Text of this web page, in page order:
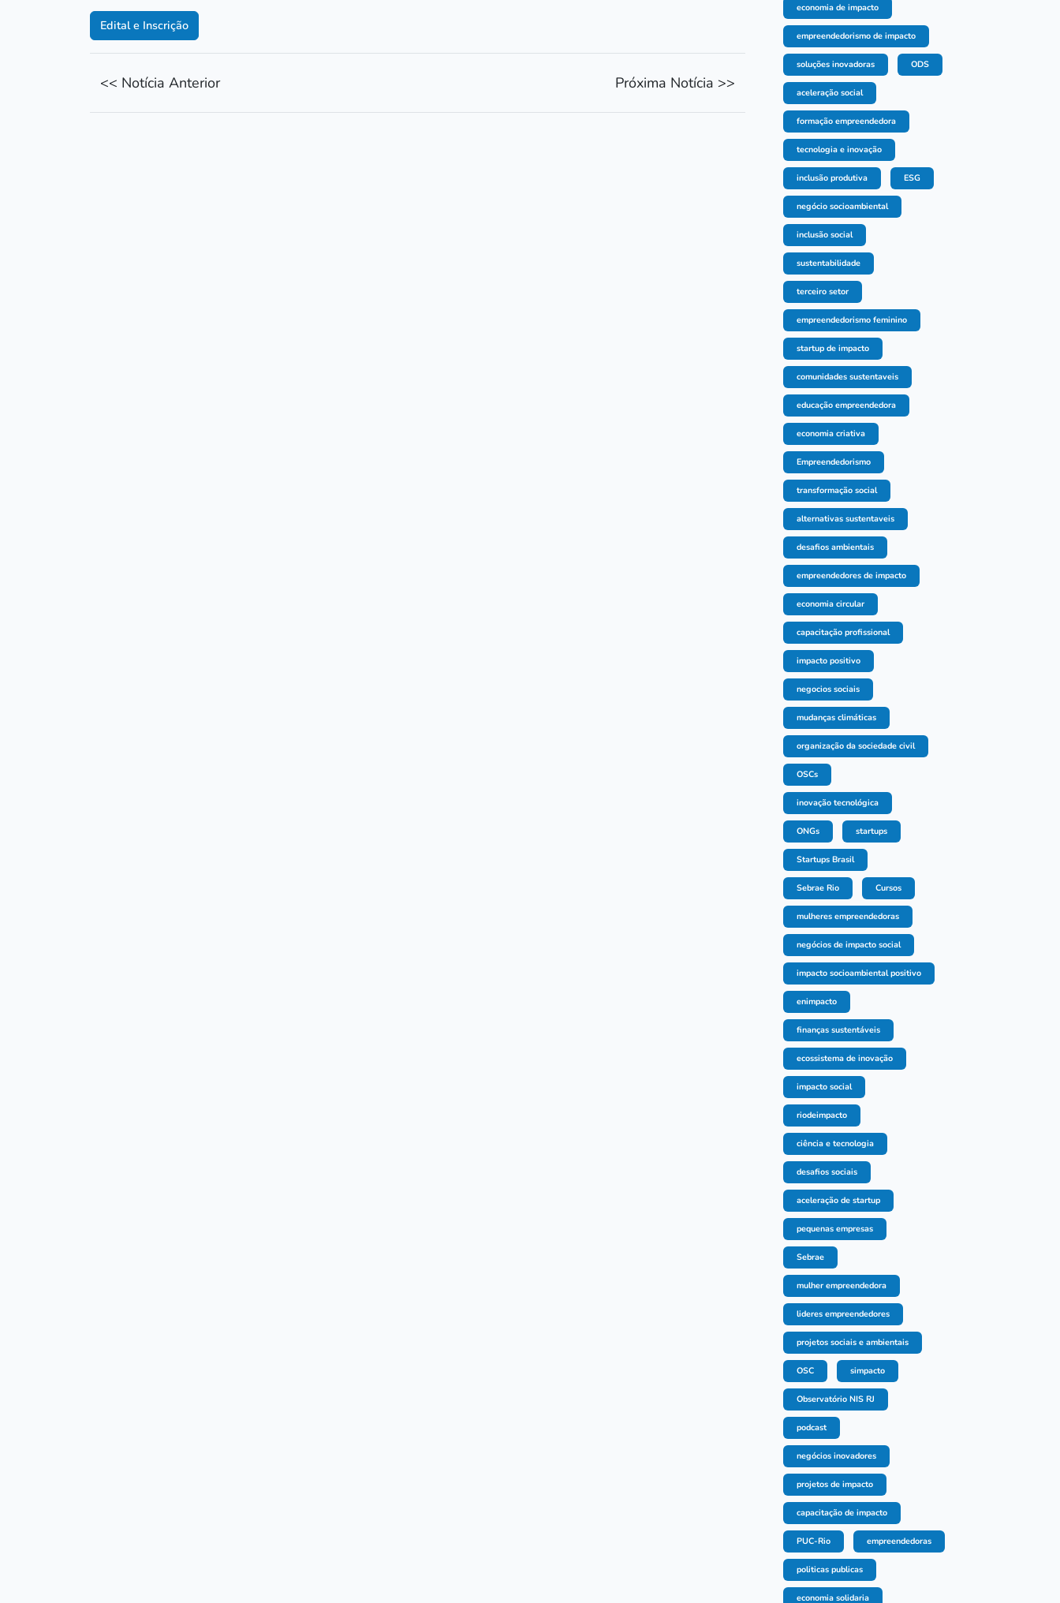
Edital e Inscrição
<< Notícia Anterior Próxima Notícia >>
economia de impacto
empreendedorismo de impacto
soluções inovadoras ODS
aceleração social
formação empreendedora
tecnologia e inovação
inclusão produtiva ESG
negócio socioambiental
inclusão social
sustentabilidade
terceiro setor
empreendedorismo feminino
startup de impacto
comunidades sustentaveis
educação empreendedora
economia criativa
Empreendedorismo
transformação social
alternativas sustentaveis
desafios ambientais
empreendedores de impacto
economia circular
capacitação profissional
impacto positivo
negocios sociais
mudanças climáticas
organização da sociedade civil
OSCs
inovação tecnológica
ONGs startups
Startups Brasil
Sebrae Rio Cursos
mulheres empreendedoras
negócios de impacto social
impacto socioambiental positivo
enimpacto
finanças sustentáveis
ecossistema de inovação
impacto social
riodeimpacto
ciência e tecnologia
desafios sociais
aceleração de startup
pequenas empresas
Sebrae
mulher empreendedora
lideres empreendedores
projetos sociais e ambientais
OSC simpacto
Observatório NIS RJ
podcast
negócios inovadores
projetos de impacto
capacitação de impacto
PUC-Rio empreendedoras
politicas publicas
economia solidaria